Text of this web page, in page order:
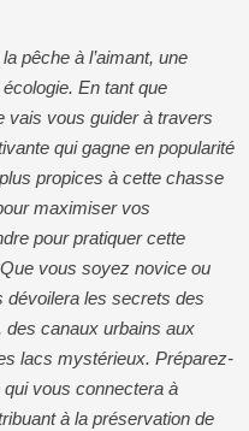
pêche à l’aimant, une
En tant que
vais vous guider à travers
qui gagne en popularité
propices à cette chasse
maximiser vos
pour pratiquer cette
vous soyez novice ou
dévoilera les secrets des
des canaux urbains aux
lacs mystérieux. Préparez-
vous connectera à
à la préservation de